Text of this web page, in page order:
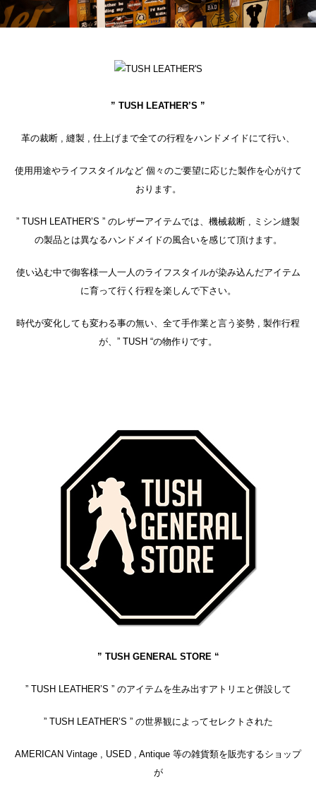
” TUSH LEATHER’S ”
革の裁断 , 縫製 , 仕上げまで全ての行程をハンドメイドにて行い、
使用用途やライフスタイルなど 個々のご要望に応じた製作を心がけて
おります。
” TUSH LEATHER’S ” のレザーアイテムでは、機械裁断 , ミシン縫製
の製品とは異なるハンドメイドの風合いを感じて頂けます。
使い込む中で御客様一人一人のライフスタイルが染み込んだアイテム
に育って行く行程を楽しんで下さい。
時代が変化しても変わる事の無い、全て手作業と言う姿勢 , 製作行程
が、” TUSH “の物作りです。
” TUSH GENERAL STORE “
” TUSH LEATHER’S ” のアイテムを生み出すアトリエと併設して
” TUSH LEATHER’S ” の世界観によってセレクトされた
AMERICAN Vintage , USED , Antique 等の雑貨類を販売するショップ
が